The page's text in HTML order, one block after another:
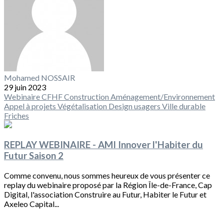
Mohamed NOSSAIR
29 juin 2023
Webinaire CFHFConstruction Aménagement/Environnement
Appel à projets Végétalisation Design usagers Ville durable
Friches
REPLAY WEBINAIRE - AMI Innover l'Habiter du
Futur Saison 2
Comme convenu, nous sommes heureux de vous présenter ce
replay du webinaire proposé par la Région Île-de-France, Cap
Digital, l'association Construire au Futur, Habiter le Futur et
Axeleo Capital...